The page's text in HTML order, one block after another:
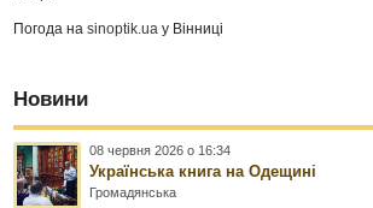
Погода наsinoptik.ua у Вінниці
Новини
08 червня 2026 о 16:34
Українська книга на Одещині
Громадянська